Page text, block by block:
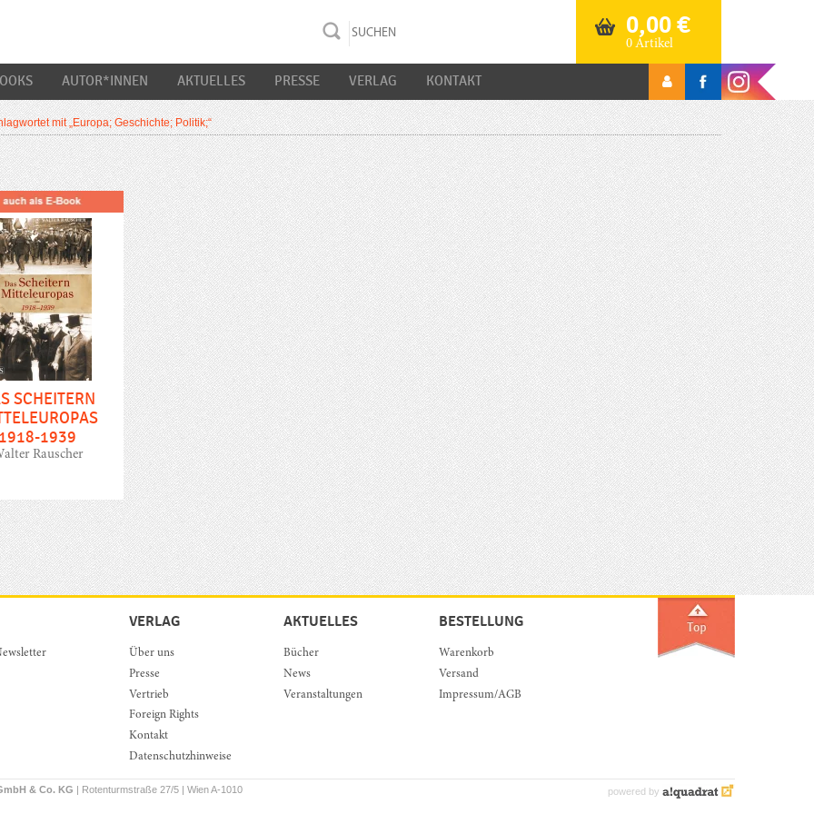
0,00€
0 Artikel
AUTOR*INNEN AKTUELLES PRESSE VERLAG KONTAKT
mit „Europa; Geschichte; Politik;“
SCHEITERN
1918-1939
Rauscher
VERLAG
Über uns
Presse
Vertrieb
Foreign Rights
Kontakt
Datenschutzhinweise
AKTUELLES
Bücher
News
Veranstaltungen
BESTELLUNG
Warenkorb
Versand
Impressum/AGB
& Co. KG | Rotenturmstraße 27/5 | Wien A-1010 powered by